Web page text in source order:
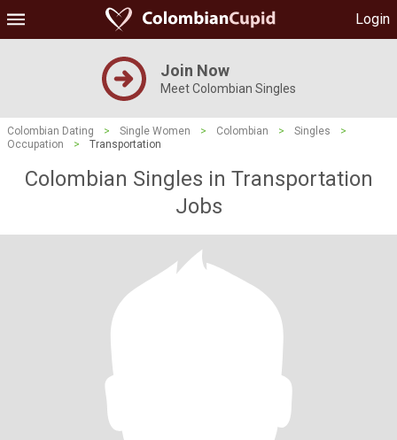
Login
Join Now
Meet Colombian Singles
Colombian Dating > Single Women > Colombian > Singles
>
Occupation
> Transportation
Colombian Singles in Transportation
Jobs